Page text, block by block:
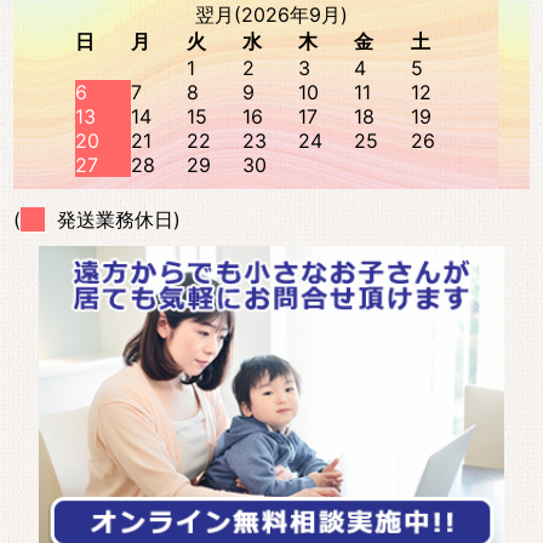
翌月(2026年9月)
日
月 火 水 木 金
土
1
2 3 4
5
6
7 8 9 10 11
12
13
14 15 16 17 18
19
20
21 22 23 24 25
26
27
28 29 30
( 発送業務休日)